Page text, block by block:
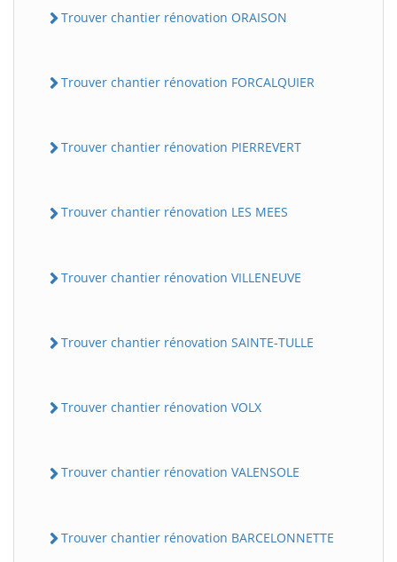
Trouver chantier rénovation ORAISON
Trouver chantier rénovation FORCALQUIER
Trouver chantier rénovation PIERREVERT
Trouver chantier rénovation LES MEES
Trouver chantier rénovation VILLENEUVE
Trouver chantier rénovation SAINTE-TULLE
Trouver chantier rénovation VOLX
Trouver chantier rénovation VALENSOLE
Trouver chantier rénovation BARCELONNETTE